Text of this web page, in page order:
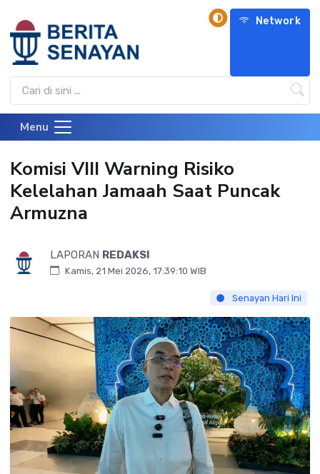
Network
Menu
Komisi VIII Warning Risiko
Kelelahan Jamaah Saat Puncak
Armuzna
LAPORAN REDAKSI
Kamis, 21 Mei 2026, 17:39:10 WIB
Senayan Hari Ini